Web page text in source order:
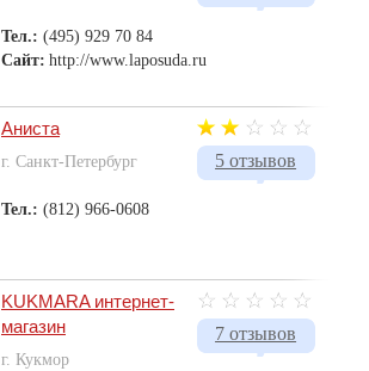
Тел.: (495) 929 70 84
Сайт: http://www.laposuda.ru
5 отзывов
Аниста
г. Санкт-Петербург
Тел.: (812) 966-0608
7 отзывов
KUKMARA интернет-
магазин
г. Кукмор